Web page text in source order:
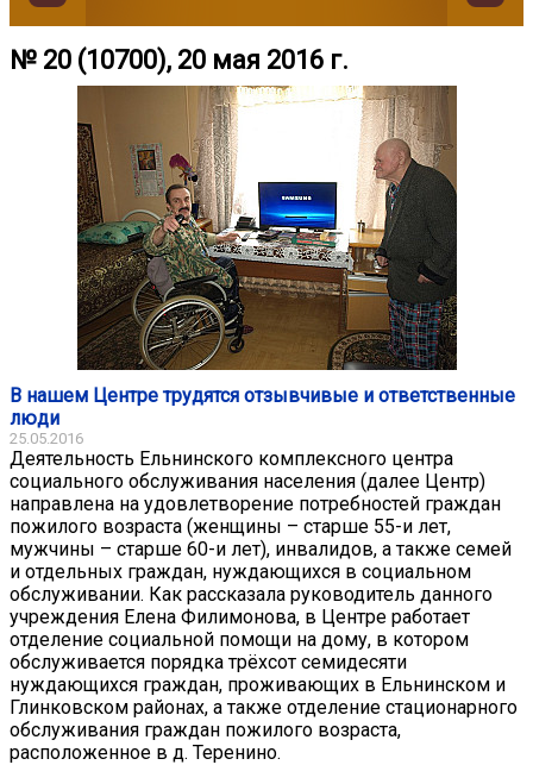
№ 20 (10700), 20 мая 2016 г.
В нашем Центре трудятся отзывчивые и ответственные
люди
25.05.2016
Деятельность Ельнинского комплексного центра
социального обслуживания населения (далее Центр)
направлена на удовлетворение потребностей граждан
пожилого возраста (женщины – старше 55-и лет,
мужчины – старше 60-и лет), инвалидов, а также семей
и отдельных граждан, нуждающихся в социальном
обслуживании. Как рассказала руководитель данного
учреждения Елена Филимонова, в Центре работает
отделение социальной помощи на дому, в котором
обслуживается порядка трёхсот семидесяти
нуждающихся граждан, проживающих в Ельнинском и
Глинковском районах, а также отделение стационарного
обслуживания граждан пожилого возраста,
расположенное в д. Теренино.